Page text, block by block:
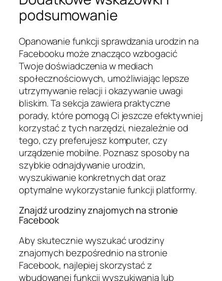
podsumowanie
Opanowanie funkcji sprawdzania urodzin na
Facebooku może znacząco wzbogacić
Twoje doświadczenia w mediach
społecznościowych, umożliwiając lepsze
utrzymywanie relacji i okazywanie uwagi
bliskim. Ta sekcja zawiera praktyczne
porady, które pomogą Ci jeszcze efektywniej
korzystać z tych narzędzi, niezależnie od
tego, czy preferujesz komputer, czy
urządzenie mobilne. Poznasz sposoby na
szybkie odnajdywanie urodzin,
wyszukiwanie konkretnych dat oraz
optymalne wykorzystanie funkcji platformy.
Znajdź urodziny znajomych na stronie
Facebook
Aby skutecznie wyszukać urodziny
znajomych bezpośrednio na stronie
Facebook, najlepiej skorzystać z
wbudowanej funkcji wyszukiwania lub